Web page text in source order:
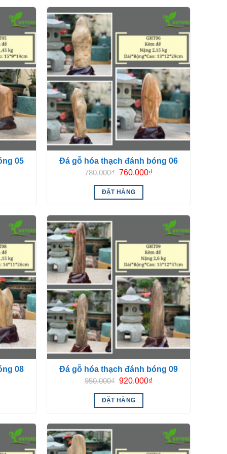
05
Đá gỗ hóa thạch đánh bóng 06
780.000₫ Giá
gốc
là:
780.000₫.
760.000₫
ĐẶT HÀNG
08
Đá gỗ hóa thạch đánh bóng 09
950.000₫ Giá
gốc
là:
950.000₫.
920.000₫
ĐẶT HÀNG